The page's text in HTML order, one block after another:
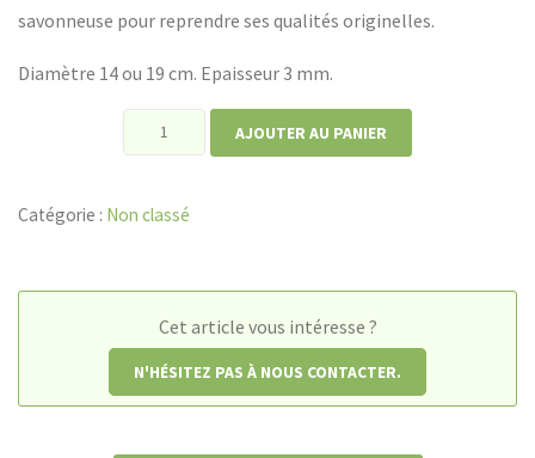
savonneuse pour reprendre ses qualités originelles.
Diamètre 14 ou 19 cm. Epaisseur 3 mm.
quantité
antidérapant
AJOUTER AU PANIER
Catégorie : Non classé
Cet article vous intéresse ?
N'HÉSITEZ PAS À NOUS CONTACTER.